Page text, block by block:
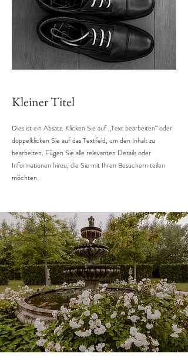
Kleiner Titel
Dies ist ein Absatz. Klicken Sie auf „Text bearbeiten“ oder
doppelklicken Sie auf das Textfeld, um den Inhalt zu
bearbeiten. Fügen Sie alle relevanten Details oder
Informationen hinzu, die Sie mit Ihren Besuchern teilen
möchten.